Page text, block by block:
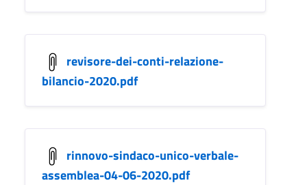
revisore-dei-conti-relazione-
bilancio-2020.pdf
rinnovo-sindaco-unico-verbale-
assemblea-04-06-2020.pdf